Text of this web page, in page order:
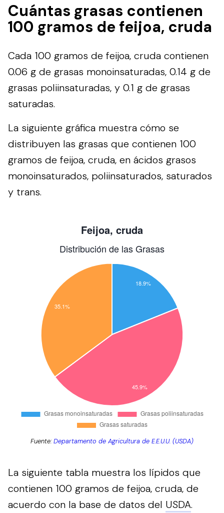
Cuántas grasas contienen
100 gramos de feijoa, cruda
Cada 100 gramos de feijoa, cruda contienen
0.06 g de grasas monoinsaturadas, 0.14 g de
grasas poliinsaturadas, y 0.1 g de grasas
saturadas.
La siguiente gráfica muestra cómo se
distribuyen las grasas que contienen 100
gramos de feijoa, cruda, en ácidos grasos
monoinsaturados, poliinsaturados, saturados
y trans.
Fuente:Departamento de Agricultura de E.E.U.U. (USDA)
La siguiente tabla muestra los lípidos que
contienen 100 gramos de feijoa, cruda, de
acuerdo con la base de datos del USDA.